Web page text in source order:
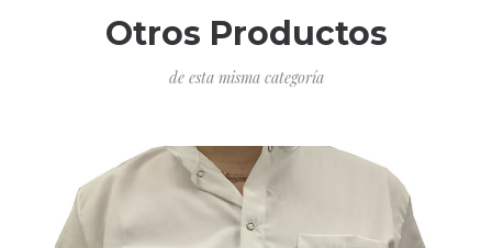
Otros Productos
de esta misma categoría